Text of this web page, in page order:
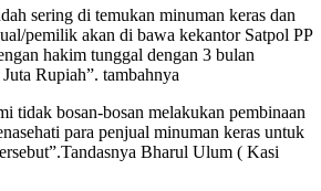
sering di temukan minuman keras dan
pemilik akan di bawa kekantor Satpol PP
hakim tunggal dengan 3 bulan
Rupiah”. tambahnya
tidak bosan-bosan melakukan pembinaan
para penjual minuman keras untuk
Bharul Ulum ( Kasi